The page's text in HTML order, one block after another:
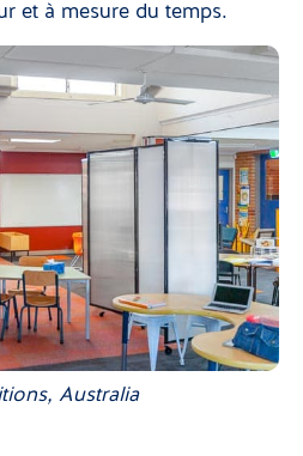
et à mesure du temps.
Australia